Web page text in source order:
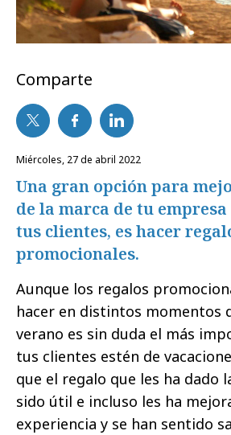
Comparte
miércoles, 27 de abril 2022
Una gran opción para
de la marca de tu
tus clientes, es hacer
promocionales.
Aunque los regalos
hacer en distintos momentos
verano es sin duda el más
tus clientes estén de
que el regalo que les ha dado
sido útil e incluso les ha
experiencia y se han sentido